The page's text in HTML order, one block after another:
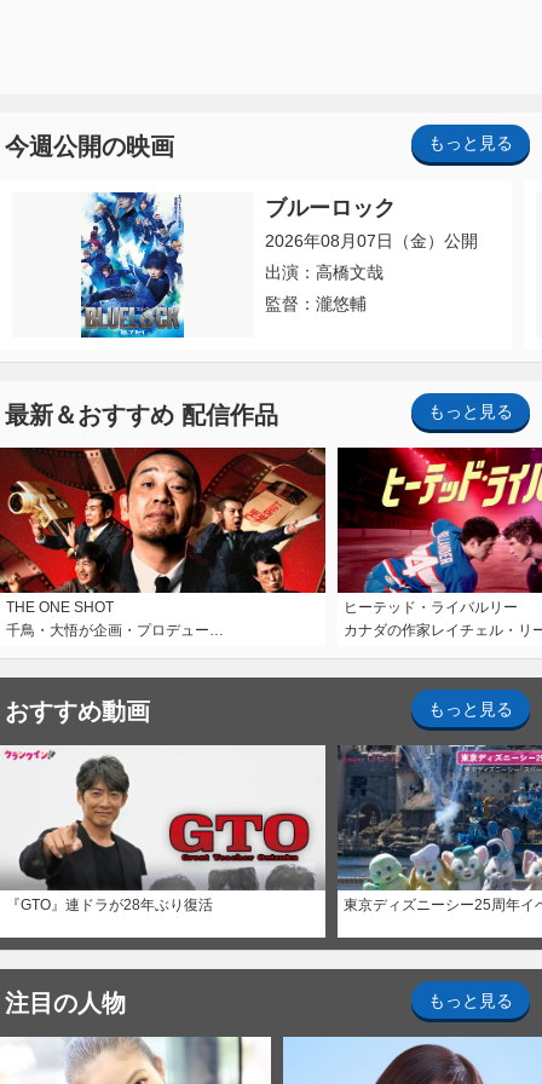
今週公開の映画 もっと見る
ブルーロック
2026年08月07日（金）公開
出演：高橋文哉
監督：瀧悠輔
最新＆おすすめ 配信作品 もっと見る
THE ONE SHOT
千鳥・大悟が企画・プロデュー…
ヒーテッド・ライバルリー
カナダの作家レイチェル・リ
おすすめ動画 もっと見る
『GTO』連ドラが28年ぶり復活 東京ディズニーシー25周年イ
注目の人物 もっと見る